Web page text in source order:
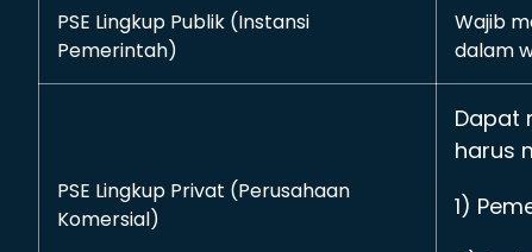
PSE Lingkup Publik (Instansi
Pemerintah)
Wajib
dalam
PSE Lingkup Privat (Perusahaan
Komersial)
Dapat
harus
1)